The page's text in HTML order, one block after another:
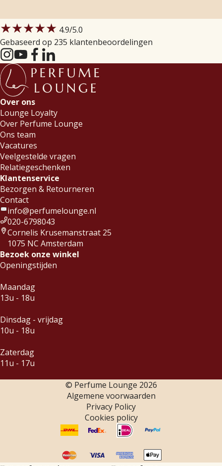
★★★★★ 4.9/5.0
Gebaseerd op 235 klantenbeoordelingen
Over ons
Lounge Loyalty
Over Perfume Lounge
Ons team
Vacatures
Veelgestelde vragen
Relatiegeschenken
Klantenservice
Bezorgen & Retourneren
Contact
info@perfumelounge.nl
020-6798043
Cornelis Krusemanstraat 25
1075 NC Amsterdam
Bezoek onze winkel
Openingstijden
Maandag
13u - 18u
Dinsdag - vrijdag
10u - 18u
Zaterdag
11u - 17u
© Perfume Lounge 2026
Algemene voorwaarden
Privacy Policy
Cookies policy